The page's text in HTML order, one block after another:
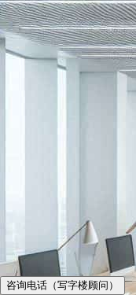
咨询电话（写字楼顾问）